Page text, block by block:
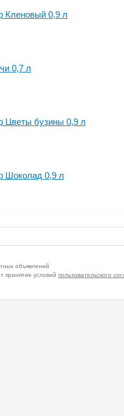
Кленовый 0,9 л
0,7 л
Цветы бузины 0,9 л
Шоколад 0,9 л
объявлений
принятие условий пользовательского